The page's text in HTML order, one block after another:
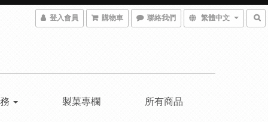
登入會員 購物車 聯絡我們 繁體中文
製菓專欄 所有商品